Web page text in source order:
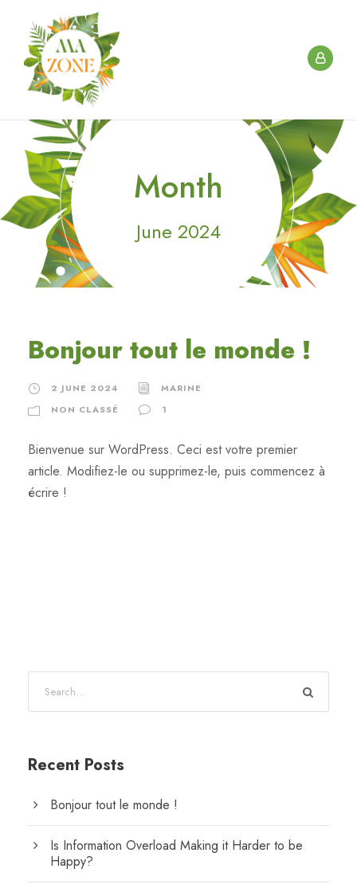
Month
June 2024
Bonjour tout le monde !
2 JUNE 2024
MARINE
NON CLASSÉ
1
Bienvenue sur WordPress. Ceci est votre premier
article. Modifiez-le ou supprimez-le, puis commencez à
écrire !
Recent Posts
Bonjour tout le monde !
Is Information Overload Making it Harder to be
Happy?